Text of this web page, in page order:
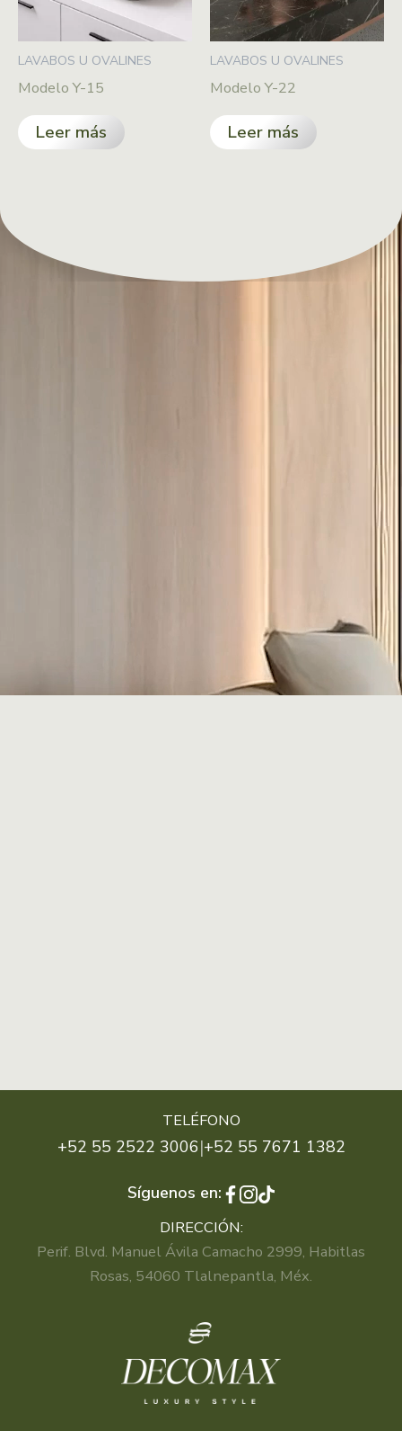
LAVABOS U OVALINES
Modelo Y-15
Leer más
LAVABOS U OVALINES
Modelo Y-22
Leer más
TELÉFONO
+52 55 2522 3006|+52 55 7671 1382
Síguenos en:
DIRECCIÓN:
Perif. Blvd. Manuel Ávila Camacho 2999, Habitlas
Rosas, 54060 Tlalnepantla, Méx.